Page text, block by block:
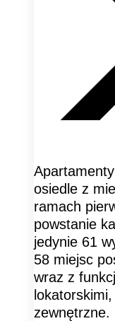
osiedle z
ramach
powstanie
jedynie 61
58 miejsc
wraz z
zewnętrzne.